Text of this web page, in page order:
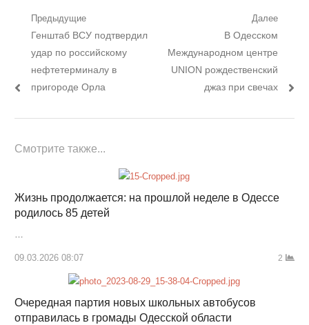
Навигация
по
записям
Предыдущие
Предыдущий
пост:
Генштаб ВСУ подтвердил
удар по российскому
нефтетерминалу в
пригороде Орла
Далее
Следующий
пост:
В Одесском
Международном центре
UNION рождественский
джаз при свечах
Смотрите также...
Жизнь продолжается: на прошлой неделе в Одессе
родилось 85 детей
09.03.2026 08:07 2
Очередная партия новых школьных автобусов
отправилась в громады Одесской области